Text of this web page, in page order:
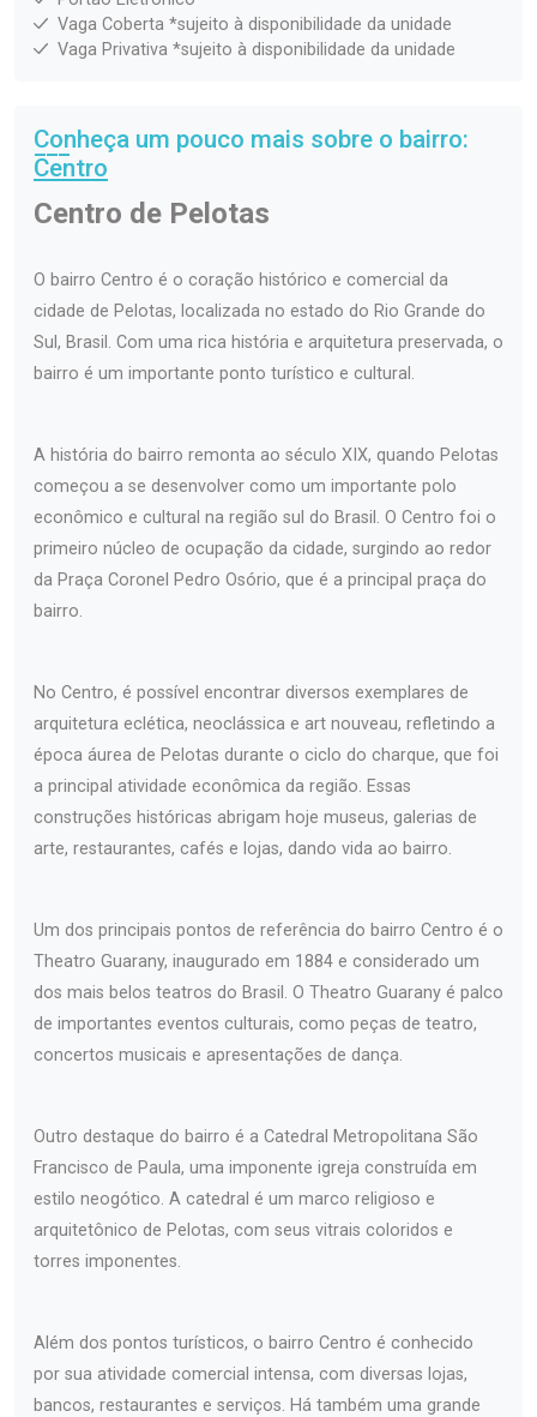
Vaga Coberta *sujeito à disponibilidade da unidade
Vaga Privativa *sujeito à disponibilidade da unidade
Conheça um pouco mais sobre o bairro:
Centro
Centro de Pelotas
O bairro Centro é o coração histórico e comercial da
cidade de Pelotas, localizada no estado do Rio Grande do
Sul, Brasil. Com uma rica história e arquitetura preservada, o
bairro é um importante ponto turístico e cultural.
A história do bairro remonta ao século XIX, quando Pelotas
começou a se desenvolver como um importante polo
econômico e cultural na região sul do Brasil. O Centro foi o
primeiro núcleo de ocupação da cidade, surgindo ao redor
da Praça Coronel Pedro Osório, que é a principal praça do
bairro.
No Centro, é possível encontrar diversos exemplares de
arquitetura eclética, neoclássica e art nouveau, refletindo a
época áurea de Pelotas durante o ciclo do charque, que foi
a principal atividade econômica da região. Essas
construções históricas abrigam hoje museus, galerias de
arte, restaurantes, cafés e lojas, dando vida ao bairro.
Um dos principais pontos de referência do bairro Centro é o
Theatro Guarany, inaugurado em 1884 e considerado um
dos mais belos teatros do Brasil. O Theatro Guarany é palco
de importantes eventos culturais, como peças de teatro,
concertos musicais e apresentações de dança.
Outro destaque do bairro é a Catedral Metropolitana São
Francisco de Paula, uma imponente igreja construída em
estilo neogótico. A catedral é um marco religioso e
arquitetônico de Pelotas, com seus vitrais coloridos e
torres imponentes.
Além dos pontos turísticos, o bairro Centro é conhecido
por sua atividade comercial intensa, com diversas lojas,
bancos, restaurantes e serviços. Há também uma grande